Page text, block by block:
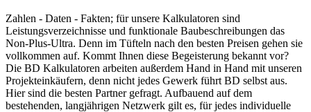
Zahlen - Daten - Fakten; für unsere Kalkulatoren sind
Leistungsverzeichnisse und funktionale Baubeschreibungen das
Non-Plus-Ultra. Denn im Tüfteln nach den besten Preisen gehen sie
vollkommen auf. Kommt Ihnen diese Begeisterung bekannt vor?
Die BD Kalkulatoren arbeiten außerdem Hand in Hand mit unseren
Projekteinkäufern, denn nicht jedes Gewerk führt BD selbst aus.
Hier sind die besten Partner gefragt. Aufbauend auf dem
bestehenden, langjährigen Netzwerk gilt es, für jedes individuelle